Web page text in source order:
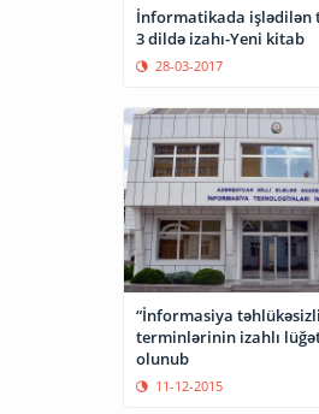
İnformatikada işlədilən
3 dildə izahı-Yeni kitab
28-03-2017
“İnformasiya
terminlərinin izahlı
olunub
11-12-2015